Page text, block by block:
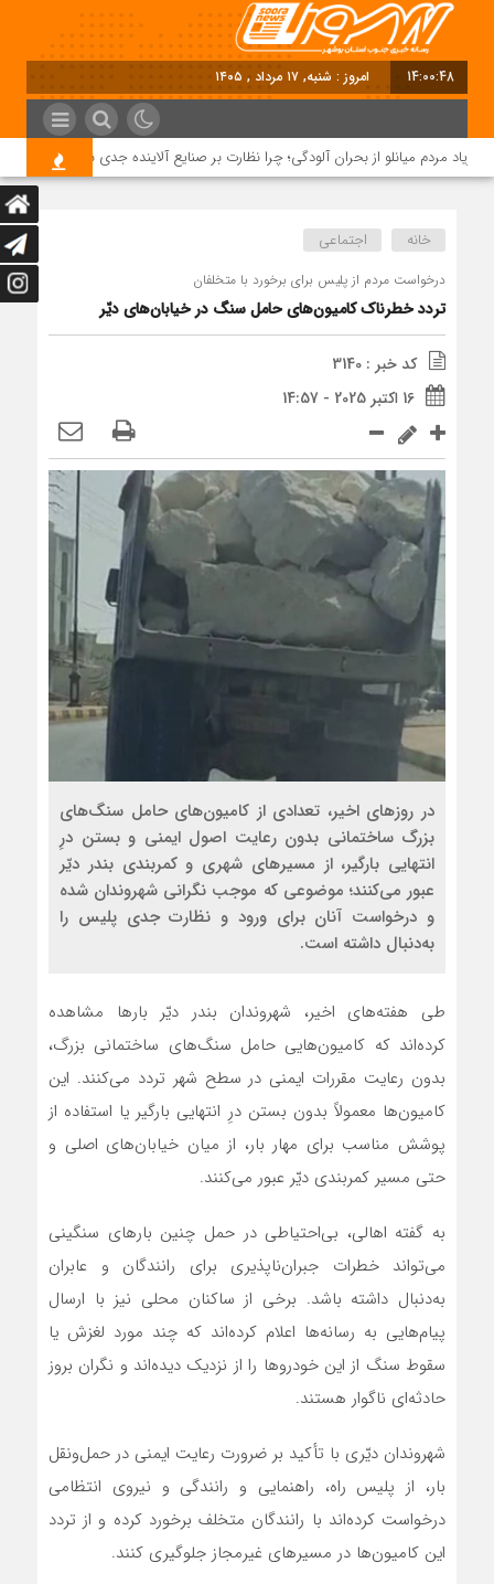
14:00:49 امروز : شنبه, ۱۷ مرداد , ۱۴۰۵
مردم میانلو از بحران آلودگی؛ چرا نظارت بر صنایع آلاینده جدی نیست؟
خانه اجتماعی
درخواست مردم از پلیس برای برخورد با متخلفان
تردد خطرناک کامیون‌های حامل سنگ در خیابان‌های دیّر
کد خبر : 3140
16 اکتبر 2025 - 14:57
در روزهای اخیر، تعدادی از کامیون‌های حامل سنگ‌های
بزرگ ساختمانی بدون رعایت اصول ایمنی و بستن درِ
انتهایی بارگیر، از مسیرهای شهری و کمربندی بندر دیّر
عبور می‌کنند؛ موضوعی که موجب نگرانی شهروندان شده
و درخواست آنان برای ورود و نظارت جدی پلیس را
به‌دنبال داشته است.
طی هفته‌های اخیر، شهروندان بندر دیّر بارها مشاهده
کرده‌اند که کامیون‌هایی حامل سنگ‌های ساختمانی بزرگ،
بدون رعایت مقررات ایمنی در سطح شهر تردد می‌کنند. این
کامیون‌ها معمولاً بدون بستن درِ انتهایی بارگیر یا استفاده از
پوشش مناسب برای مهار بار، از میان خیابان‌های اصلی و
حتی مسیر کمربندی دیّر عبور می‌کنند.
به گفته اهالی، بی‌احتیاطی در حمل چنین بارهای سنگینی
می‌تواند خطرات جبران‌ناپذیری برای رانندگان و عابران
به‌دنبال داشته باشد. برخی از ساکنان محلی نیز با ارسال
پیام‌هایی به رسانه‌ها اعلام کرده‌اند که چند مورد لغزش یا
سقوط سنگ از این خودروها را از نزدیک دیده‌اند و نگران بروز
حادثه‌ای ناگوار هستند.
شهروندان دیّری با تأکید بر ضرورت رعایت ایمنی در حمل‌ونقل
بار، از پلیس راه، راهنمایی و رانندگی و نیروی انتظامی
درخواست کرده‌اند با رانندگان متخلف برخورد کرده و از تردد
این کامیون‌ها در مسیرهای غیرمجاز جلوگیری کنند.